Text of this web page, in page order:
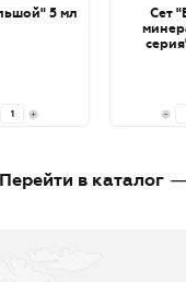
5 мл
Сет
Перейти в каталог